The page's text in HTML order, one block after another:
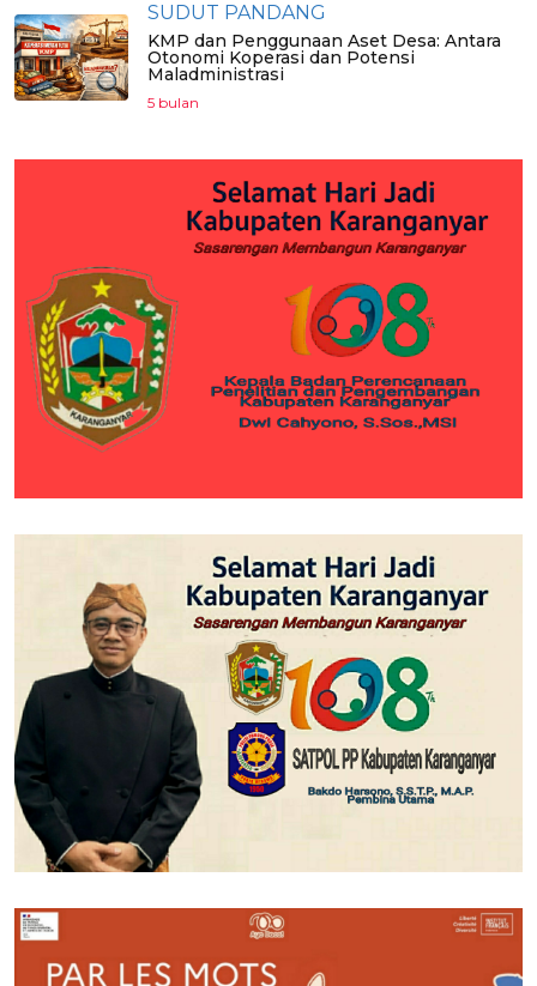
SUDUT PANDANG
KMP dan Penggunaan Aset Desa: Antara
Otonomi Koperasi dan Potensi
Maladministrasi
5 bulan